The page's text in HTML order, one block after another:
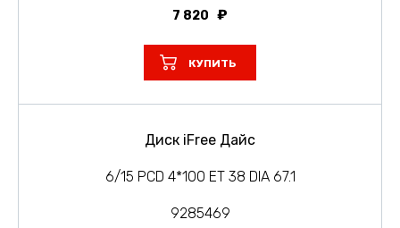
7 820
КУПИТЬ
Диск iFree Дайс
6/15 PCD 4*100 ET 38 DIA 67.1
9285469